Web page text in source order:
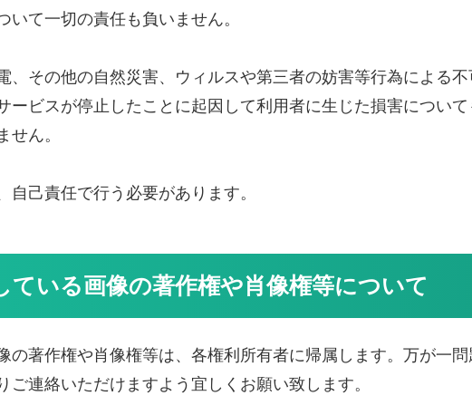
いて一切の責任も負いません。
、その他の自然災害、ウィルスや第三者の妨害等行為による不
ービスが停止したことに起因して利用者に生じた損害につい
せん。
自己責任で行う必要があります。
ている画像の著作権や肖像権等について
の著作権や肖像権等は、各権利所有者に帰属します。万が一問
ご連絡いただけますよう宜しくお願い致します。